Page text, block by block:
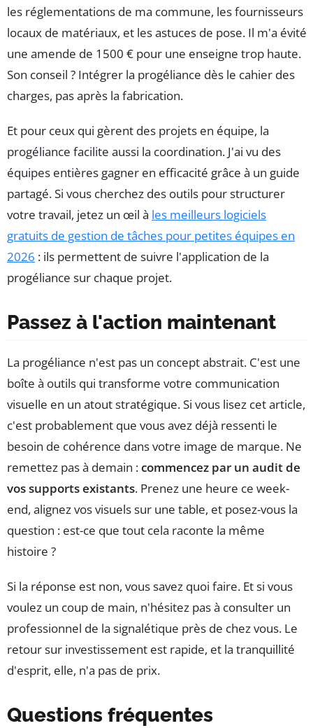
les réglementations de ma commune, les fournisseurs
locaux de matériaux, et les astuces de pose. Il m'a évité
une amende de 1500 € pour une enseigne trop haute.
Son conseil ? Intégrer la progéliance dès le cahier des
charges, pas après la fabrication.
Et pour ceux qui gèrent des projets en équipe, la
progéliance facilite aussi la coordination. J'ai vu des
équipes entières gagner en efficacité grâce à un guide
partagé. Si vous cherchez des outils pour structurer
votre travail, jetez un œil à les meilleurs logiciels
gratuits de gestion de tâches pour petites équipes en
2026 : ils permettent de suivre l'application de la
progéliance sur chaque projet.
Passez à l'action maintenant
La progéliance n'est pas un concept abstrait. C'est une
boîte à outils qui transforme votre communication
visuelle en un atout stratégique. Si vous lisez cet article,
c'est probablement que vous avez déjà ressenti le
besoin de cohérence dans votre image de marque. Ne
remettez pas à demain :commencez par un audit de
vos supports existants. Prenez une heure ce week-
end, alignez vos visuels sur une table, et posez-vous la
question : est-ce que tout cela raconte la même
histoire ?
Si la réponse est non, vous savez quoi faire. Et si vous
voulez un coup de main, n'hésitez pas à consulter un
professionnel de la signalétique près de chez vous. Le
retour sur investissement est rapide, et la tranquillité
d'esprit, elle, n'a pas de prix.
Questions fréquentes